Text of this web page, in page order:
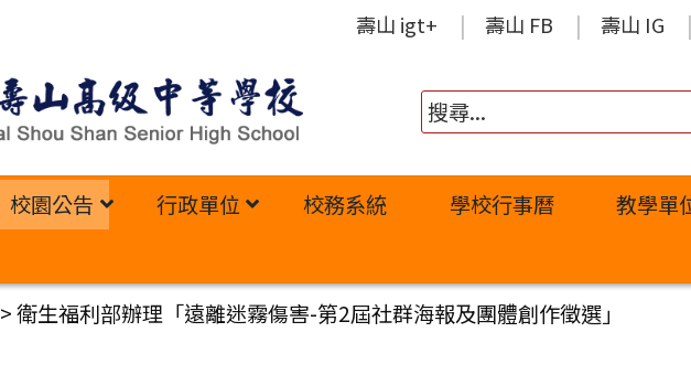
壽山 igt+ 壽山 FB 壽山 IG
校園公告 行政單位 校務系統 學校行事曆
教學單
>衛生福利部辦理「遠離迷霧傷害-第2屆社群海報及團體創作徵選」